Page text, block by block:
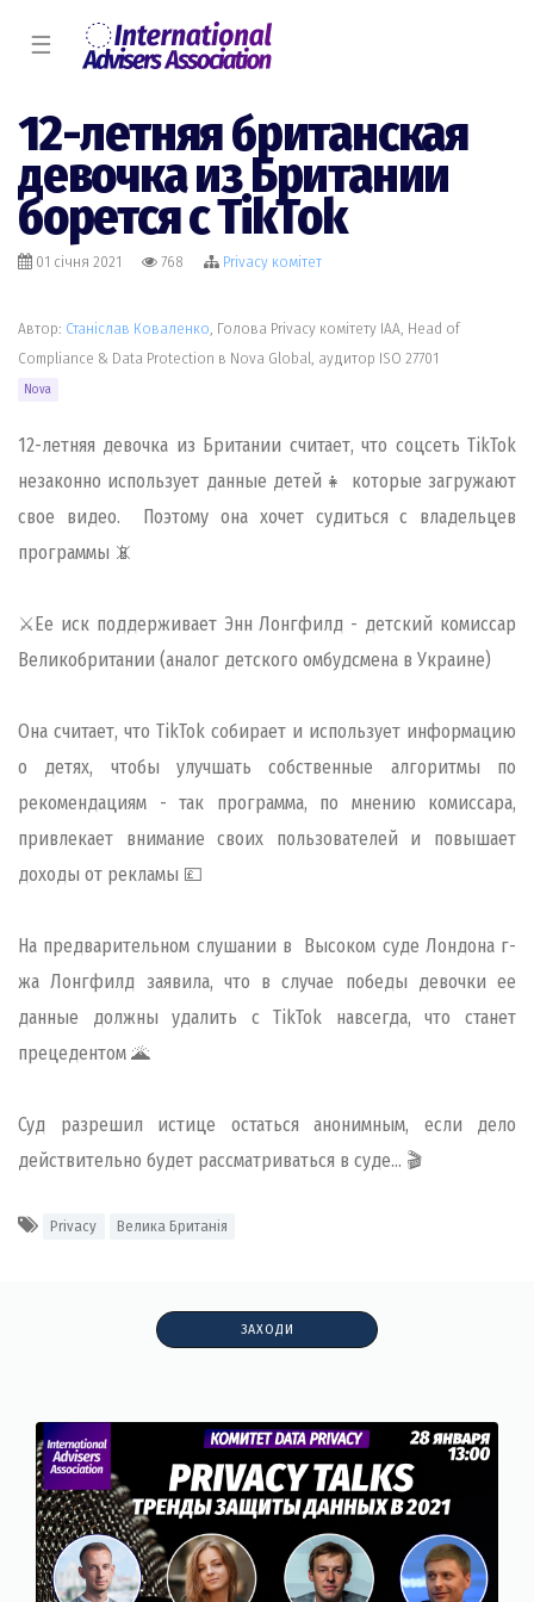
☰
12-летняя британская
девочка из Британии
борется с TikTok
01 січня 2021 768 Privacy комiтет
Автор: Станiслав Коваленко , Голова Privacy комітету IAA, Head of
Compliance & Data Protection в Nova Global, аудитор ISO 27701
Nova
12-летняя девочка из Британии считает, что соцсеть TikTok
незаконно использует данные детей👧 которые загружают
свое видео. Поэтому она хочет судиться с владельцев
программы 📵
⚔Ее иск поддерживает Энн Лонгфилд - детский комиссар
Великобритании (аналог детского омбудсмена в Украине)
Она считает, что TikTok собирает и использует информацию
о детях, чтобы улучшать собственные алгоритмы по
рекомендациям - так программа, по мнению комиссара,
привлекает внимание своих пользователей и повышает
доходы от рекламы 💷
На предварительном слушании в Высоком суде Лондона г-
жа Лонгфилд заявила, что в случае победы девочки ее
данные должны удалить с TikTok навсегда, что станет
прецедентом 🌋
Суд разрешил истице остаться анонимным, если дело
действительно будет рассматриваться в суде... 🎬
Privacy Велика Британія
ЗАХОДИ